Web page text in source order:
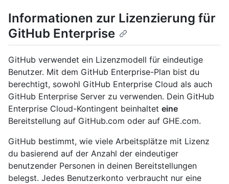
Informationen zur Lizenzierung für
GitHub Enterprise
GitHub verwendet ein Lizenzmodell für eindeutige
Benutzer. Mit dem GitHub Enterprise-Plan bist du
berechtigt, sowohl GitHub Enterprise Cloud als auch
GitHub Enterprise Server zu verwenden. Dein GitHub
Enterprise Cloud-Kontingent beinhaltet eine
Bereitstellung auf GitHub.com oder auf GHE.com.
GitHub bestimmt, wie viele Arbeitsplätze mit Lizenz
du basierend auf der Anzahl der eindeutiger
benutzender Personen in deinen Bereitstellungen
belegst. Jedes Benutzerkonto verbraucht nur eine